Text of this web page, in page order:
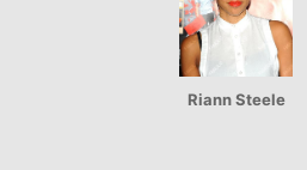
Riann Steele